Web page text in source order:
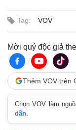
Tag: VOV
Mời quý độc giả
Thêm VOV trên
Chọn VOV làm
dẫn.